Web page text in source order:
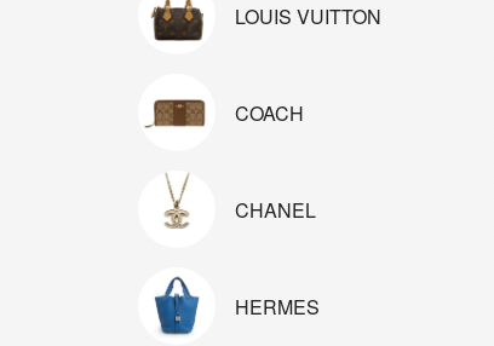
LOUIS VUITTON
COACH
CHANEL
HERMES